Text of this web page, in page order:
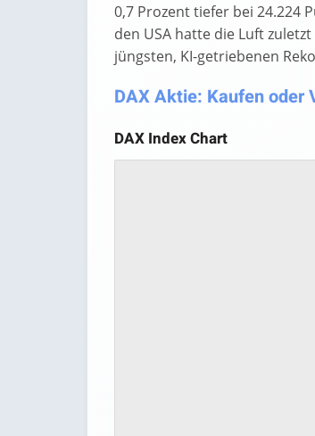
0,7 Prozent tiefer bei 24.224
den USA hatte die Luft
jüngsten, KI-getriebenen
DAX Aktie: Kaufen oder
DAX Index Chart